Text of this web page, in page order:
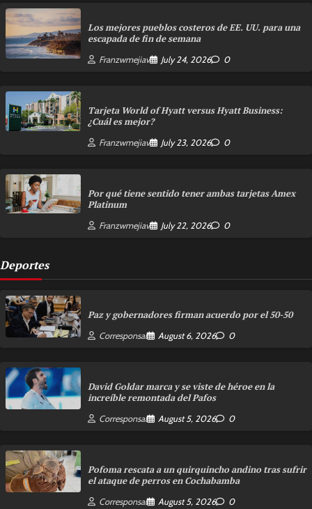
Los mejores pueblos costeros de EE. UU. para una
escapada de fin de semana
Franzwmejiav July 24, 2026 0
Tarjeta World of Hyatt versus Hyatt Business:
¿Cuál es mejor?
Franzwmejiav July 23, 2026 0
Por qué tiene sentido tener ambas tarjetas Amex
Platinum
Franzwmejiav July 22, 2026 0
Deportes
Paz y gobernadores firman acuerdo por el 50-50
Corresponsal August 6, 2026 0
David Goldar marca y se viste de héroe en la
increíble remontada del Pafos
Corresponsal August 5, 2026 0
Pofoma rescata a un quirquincho andino tras sufrir
el ataque de perros en Cochabamba
Corresponsal August 5, 2026 0